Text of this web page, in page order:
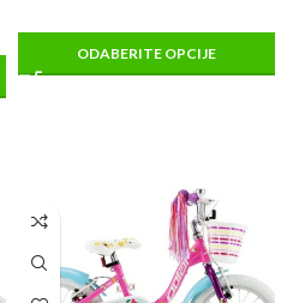
ODABERITE OPCIJE